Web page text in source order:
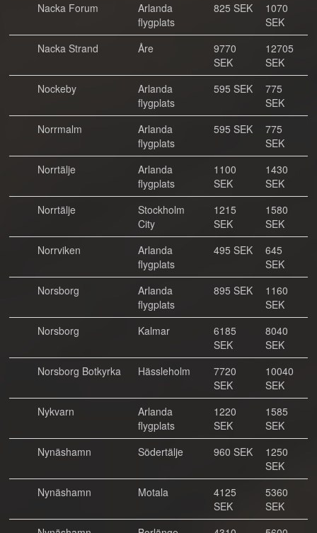
Nacka Forum
Arlanda
flygplats
825 SEK
1070
SEK
Nacka Strand
Åre
9770
SEK
12705
SEK
Nockeby
Arlanda
flygplats
595 SEK
775
SEK
Norrmalm
Arlanda
flygplats
595 SEK
775
SEK
Norrtälje
Arlanda
flygplats
1100
SEK
1430
SEK
Norrtälje
Stockholm
City
1215
SEK
1580
SEK
Norrviken
Arlanda
flygplats
495 SEK
645
SEK
Norsborg
Arlanda
flygplats
895 SEK
1160
SEK
Norsborg
Kalmar
6185
SEK
8040
SEK
Norsborg Botkyrka
Hässleholm
7720
SEK
10040
SEK
Nykvarn
Arlanda
flygplats
1220
SEK
1585
SEK
Nynäshamn
Södertälje 960 SEK
1250
SEK
Nynäshamn
Motala
4125
SEK
5360
SEK